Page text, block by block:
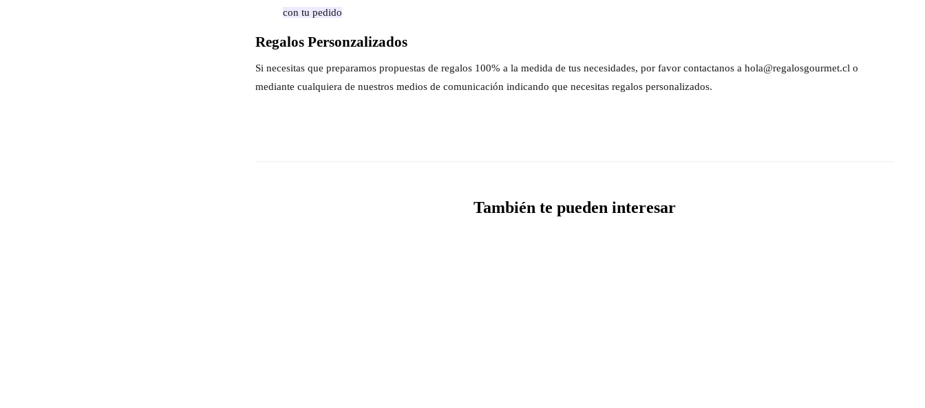
con tu pedido
Regalos Personzalizados
Si necesitas que preparamos propuestas de regalos 100% a la medida de tus necesidades, por favor contactanos a hola@regalosgourmet.cl o
mediante cualquiera de nuestros medios de comunicación indicando que necesitas regalos personalizados.
También te pueden interesar